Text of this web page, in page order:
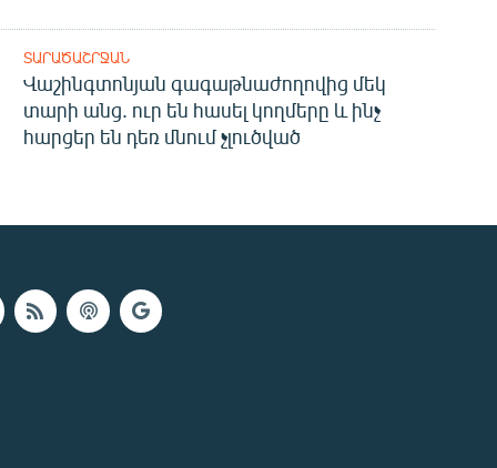
ՏԱՐԱԾԱՇՐՋԱՆ
Վաշինգտոնյան գագաթնաժողովից մեկ
տարի անց. ուր են հասել կողմերը և ինչ
հարցեր են դեռ մնում չլուծված